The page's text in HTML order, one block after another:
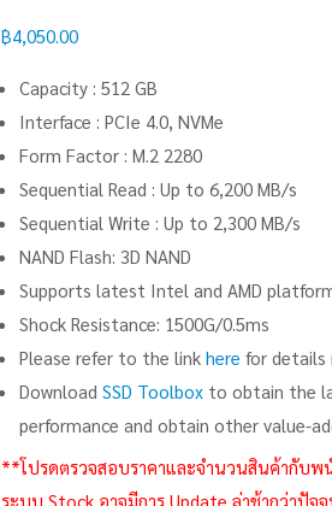
฿4,050.00
Capacity : 512 GB
Interface : PCIe 4.0, NVMe
Form Factor : M.2 2280
Sequential Read : Up to 6,200 MB/s
Sequential Write : Up to 2,300 MB/s
NAND Flash: 3D NAND
Supports latest Intel and AMD
Shock Resistance: 1500G/0.5ms
Please refer to the link here for details
Download SSD Toolboxto obtain the
performance and obtain other value-
**โปรดตรวจสอบราคาและจำนวนสินค้ากับพ
ระบบ Stock อาจมีการ Update ล่าช้ากว่าปั